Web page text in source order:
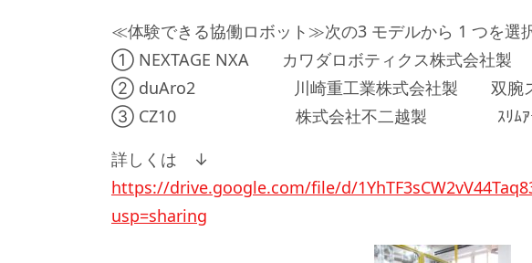
≪体験できる協働ロボット≫次の3 モデルから 1 つを選
① NEXTAGE NXA カワダロボティクス株式会社製
② duAro2 川崎重工業株式会社製 双腕スカ
③ CZ10 株式会社不二越製 ｽﾘﾑｱｰﾑ 6
詳しくは ↓
https://drive.google.com/file/d/
usp=sharing